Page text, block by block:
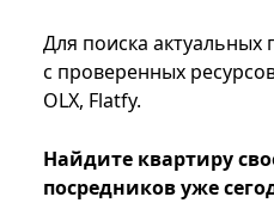
Для поиска
с проверенных
OLX, Flatfy.
Найдите квартиру
посредников уже